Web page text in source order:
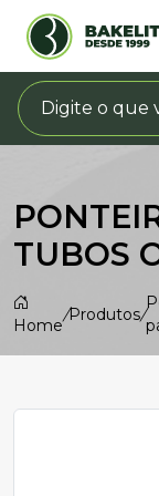
TUBOS
Home
/Produtos/